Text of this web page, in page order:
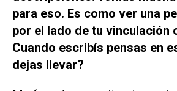
para eso. Es como ver una
por el lado de tu vinculación
Cuando escribís pensas en
dejas llevar?